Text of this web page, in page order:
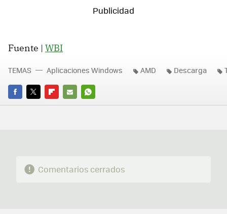
Fuente | WBI
FACEBOOK
TWITTERFLIPBOARD
E-
WHATSAPP
TEMAS Aplicaciones Windows AMD Descarga
Comentarios cerrados